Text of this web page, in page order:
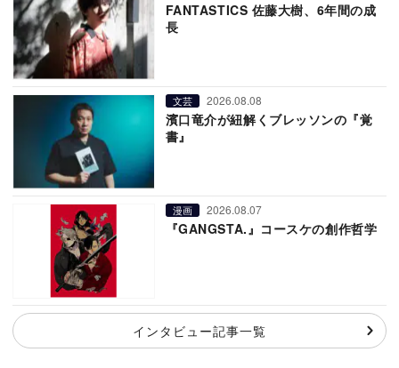
FANTASTICS 佐藤大樹、6年間の成
長
文芸 2026.08.08
濱口竜介が紐解くブレッソンの『覚
書』
漫画 2026.08.07
『GANGSTA.』コースケの創作哲学
インタビュー記事一覧